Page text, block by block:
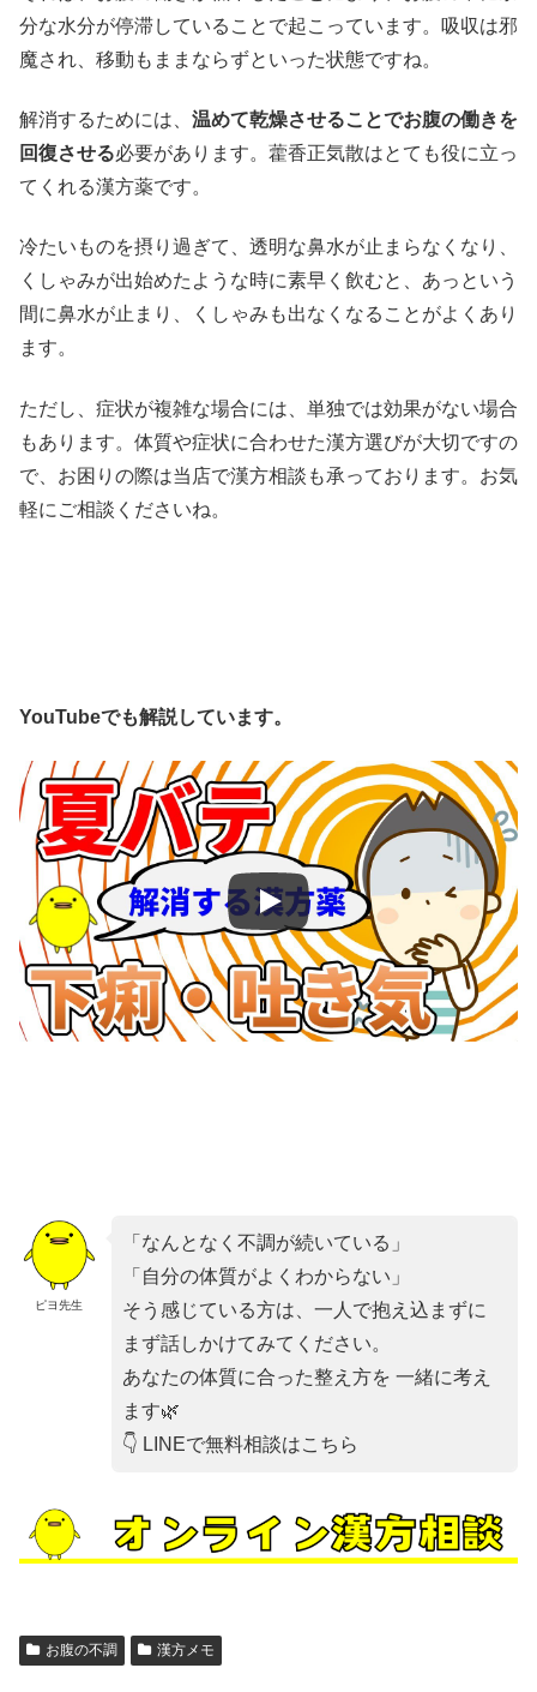
分な水分が停滞していることで起こっています。吸収は邪
魔され、移動もままならずといった状態ですね。
解消するためには、 温めて乾燥させることでお腹の働きを
回復させる必要があります。藿香正気散はとても役に立っ
てくれる漢方薬です。
冷たいものを摂り過ぎて、透明な鼻水が止まらなくなり、
くしゃみが出始めたような時に素早く飲むと、あっという
間に鼻水が止まり、くしゃみも出なくなることがよくあり
ます。
ただし、症状が複雑な場合には、単独では効果がない場合
もあります。体質や症状に合わせた漢方選びが大切ですの
で、お困りの際は当店で漢方相談も承っております。お気
軽にご相談くださいね。
YouTubeでも解説しています。
ピヨ先生
「なんとなく不調が続いている」
「自分の体質がよくわからない」
そう感じている方は、一人で抱え込まずに
まず話しかけてみてください。
あなたの体質に合った整え方を 一緒に考え
ます🌿
👇 LINEで無料相談はこちら
お腹の不調 漢方メモ